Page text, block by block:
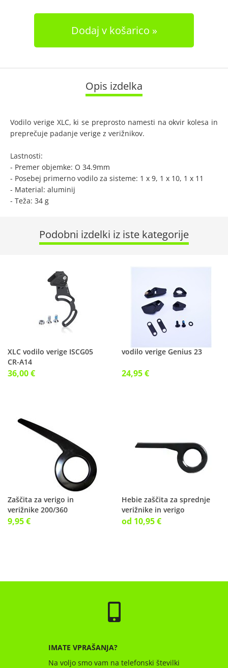
Dodaj v košarico
Opis izdelka
Vodilo verige XLC, ki se preprosto namesti na okvir kolesa in
preprečuje padanje verige z verižnikov.
Lastnosti:
- Premer objemke: O 34.9mm
- Posebej primerno vodilo za sisteme: 1 x 9, 1 x 10, 1 x 11
- Material: aluminij
- Teža: 34 g
Podobni izdelki iz iste kategorije
XLC vodilo verige ISCG05
CR-A14
36,00 €
vodilo verige Genius 23
24,95 €
Zaščita za verigo in
verižnike 200/360
9,95 €
Hebie zaščita za sprednje
verižnike in verigo
od 10,95 €
IMATE VPRAŠANJA?
Na voljo smo vam na telefonski številki